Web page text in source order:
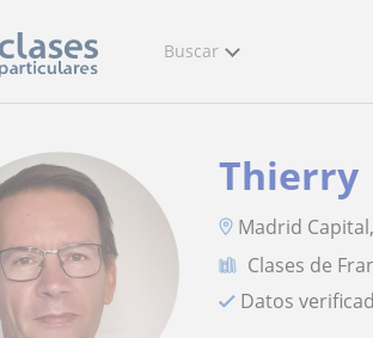
Buscar
Thierry
Madrid
Clases de
Datos